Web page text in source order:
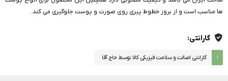
ها مناسب است و از بروز خطوط پیری روی صورت و پوست جلوگیری می کند.
گارانتی:
۱ گارانتی اصالت و سلامت فیزیکی کالا توسط حاج آقا